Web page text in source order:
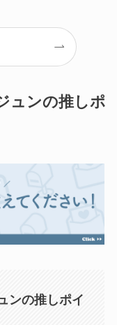
ュンの推しポ
ンの推しポイ